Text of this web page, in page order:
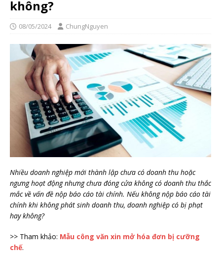
không?
08/05/2024 ChungNguyen
Nhiều doanh nghiệp mới thành lập chưa có doanh thu hoặc
ngưng hoạt động nhưng chưa đóng cửa không có doanh thu thắc
mắc về vấn đề nộp báo cáo tài chính. Nếu không nộp báo cáo tài
chính khi không phát sinh doanh thu, doanh nghiệp có bị phạt
hay không?
>> Tham khảo: Mẫu công văn xin mở hóa đơn bị cưỡng
chế.